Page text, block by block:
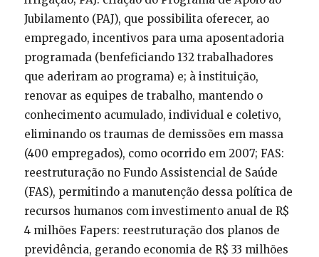
Jubilamento (PAJ), que possibilita oferecer, ao
empregado, incentivos para uma aposentadoria
programada (benfeficiando 132 trabalhadores
que aderiram ao programa) e; à instituição,
renovar as equipes de trabalho, mantendo o
conhecimento acumulado, individual e coletivo,
eliminando os traumas de demissões em massa
(400 empregados), como ocorrido em 2007; FAS:
reestruturação no Fundo Assistencial de Saúde
(FAS), permitindo a manutenção dessa política de
recursos humanos com investimento anual de R$
4 milhões Fapers: reestruturação dos planos de
previdência, gerando economia de R$ 33 milhões